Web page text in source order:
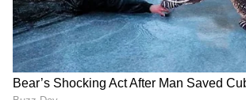
LATEST VIDEOS
"ರಾಜಕೀಯ ಬೇಡ, ಸಿನಿಮಾನೇ ಪ್ರಾಣ":
ಕನಕೋತ್ಸವದಲ್ಲಿ ರಿಷಬ್ ಶೆಟ್ಟಿ | Rishab
Shetty speech | Suvarna News